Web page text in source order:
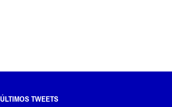
ÚLTIMOS TWEETS